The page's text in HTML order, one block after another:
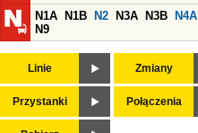
N1A
N1B N2 N3A N3B N4A
N9
Linie Zmiany
Przystanki Połączenia